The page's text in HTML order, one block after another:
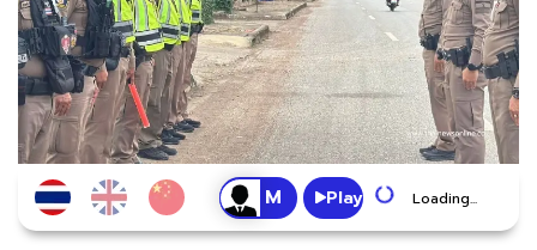
Play Loading...